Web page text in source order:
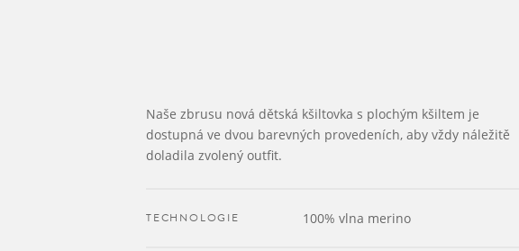
Naše zbrusu nová dětská kšiltovka s plochým kšiltem je
dostupná ve dvou barevných provedeních, aby vždy náležitě
doladila zvolený outfit.
TECHNOLOGIE 100% vlna merino